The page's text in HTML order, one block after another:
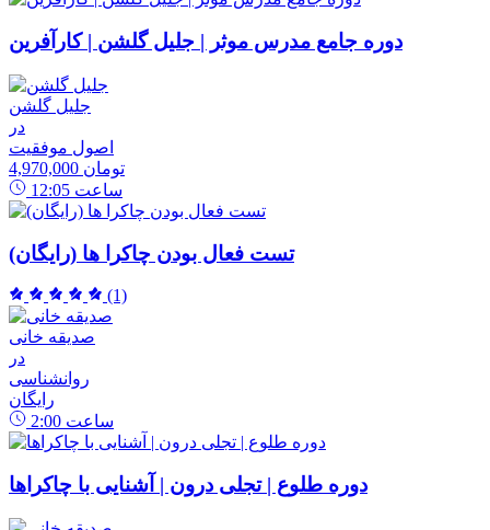
دوره جامع مدرس موثر | جلیل گلشن | کارآفرین
جلیل گلشن
در
اصول موفقیت
4,970,000 تومان
12:05 ساعت
تست فعال بودن چاکرا ها (رایگان)
(1)
صدیقه خانی
در
روانشناسی
رایگان
2:00 ساعت
دوره طلوع | تجلی درون | آشنایی با چاکراها